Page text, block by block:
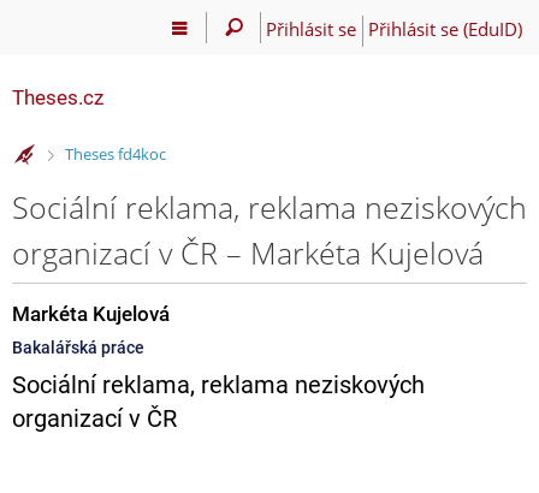
Přihlásit se Přihlásit se (EduID)
Theses.cz
>
Theses fd4koc
Sociální reklama, reklama neziskových
organizací v ČR – Markéta Kujelová
Markéta Kujelová
Bakalářská práce
Sociální reklama, reklama neziskových
organizací v ČR